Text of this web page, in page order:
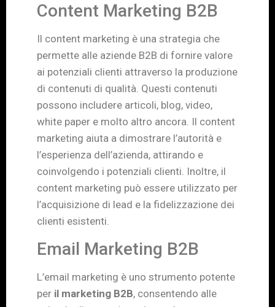
Content Marketing B2B
Il content marketing è una strategia che
permette alle aziende B2B di fornire valore
ai potenziali clienti attraverso la produzione
di contenuti di qualità. Questi contenuti
possono includere articoli, blog, video,
white paper e molto altro ancora. Il content
marketing aiuta a dimostrare l’autorità e
l’esperienza dell’azienda, attirando e
coinvolgendo i potenziali clienti. Inoltre, il
content marketing può essere utilizzato per
l’acquisizione di lead e la fidelizzazione dei
clienti esistenti.
Email Marketing B2B
L’email marketing è uno strumento potente
per il marketing B2B, consentendo alle